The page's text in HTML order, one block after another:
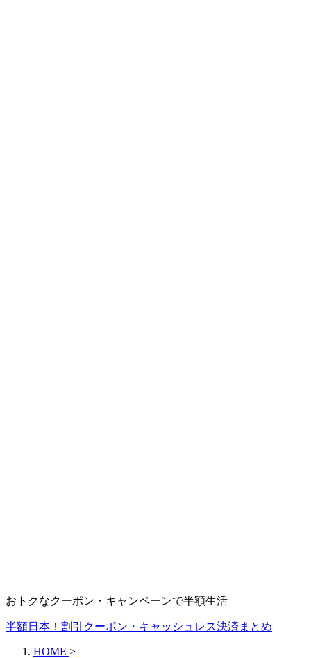
おトクなクーポン・キャンペーンで半額生活
半額日本！割引クーポン・キャッシュレス決済まとめ
HOME >